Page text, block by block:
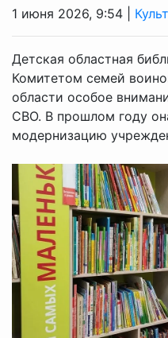
1 июня 2026, 9:54 |
Детская областная
Комитетом семей
области особое
СВО. В прошлом году
модернизацию